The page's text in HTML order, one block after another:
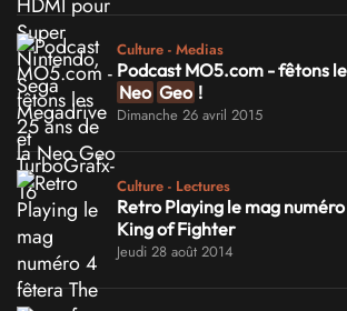
Culture - Medias
Podcast MO5.com - fêtons
Neo Geo !
Dimanche 26 avril 2015
Culture - Lectures
Retro Playing le mag
King of Fighter
Jeudi 28 août 2014